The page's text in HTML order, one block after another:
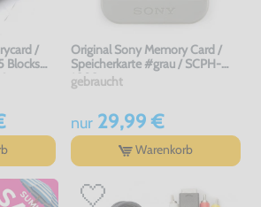
/
Blocks
Original Sony Memory Card /
Speicherkarte #grau / SCPH-
1020
gebraucht
nur29,99 €
Warenkorb